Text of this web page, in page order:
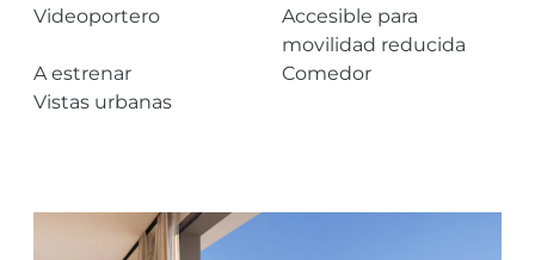
Videoportero
Accesible para
movilidad reducida
A estrenar
Comedor
Vistas urbanas